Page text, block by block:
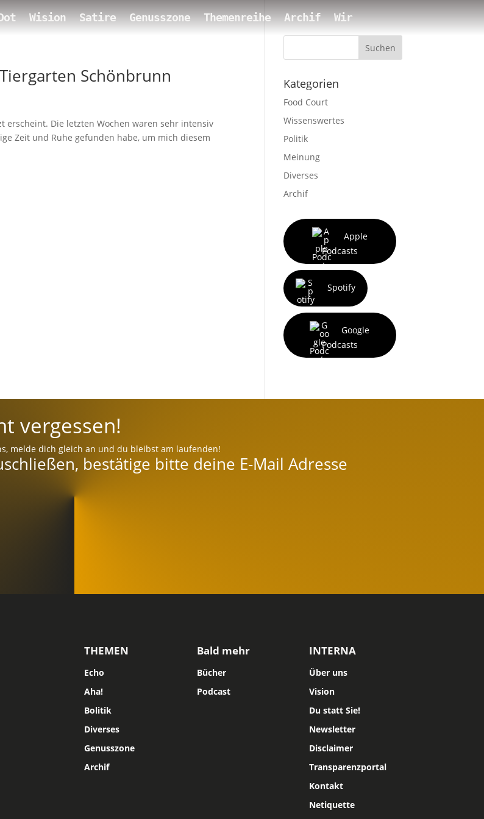
Wision Satire Genusszone Themenreihe Archif Wir
Schönbrunn
erscheint. Die letzten Wochen waren sehr intensiv
Zeit und Ruhe gefunden habe, um mich diesem
Suchen
Kategorien
Food Court
Wissenswertes
Politik
Meinung
Diverses
Archif
Apple
Podcasts
Spotify
Google
Podcasts
vergessen!
melde dich gleich an und du bleibst am laufenden!
bestätige bitte deine E-Mail Adresse
THEMEN
Echo
Aha!
Bolitik
Diverses
Genusszone
Archif
Bald mehr
Bücher
Podcast
INTERNA
Über uns
Vision
Du statt Sie!
Newsletter
Disclaimer
Transparenzportal
Kontakt
Netiquette